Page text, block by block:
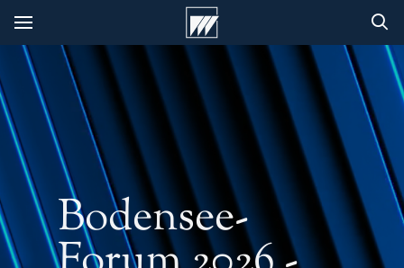
Bodensee-